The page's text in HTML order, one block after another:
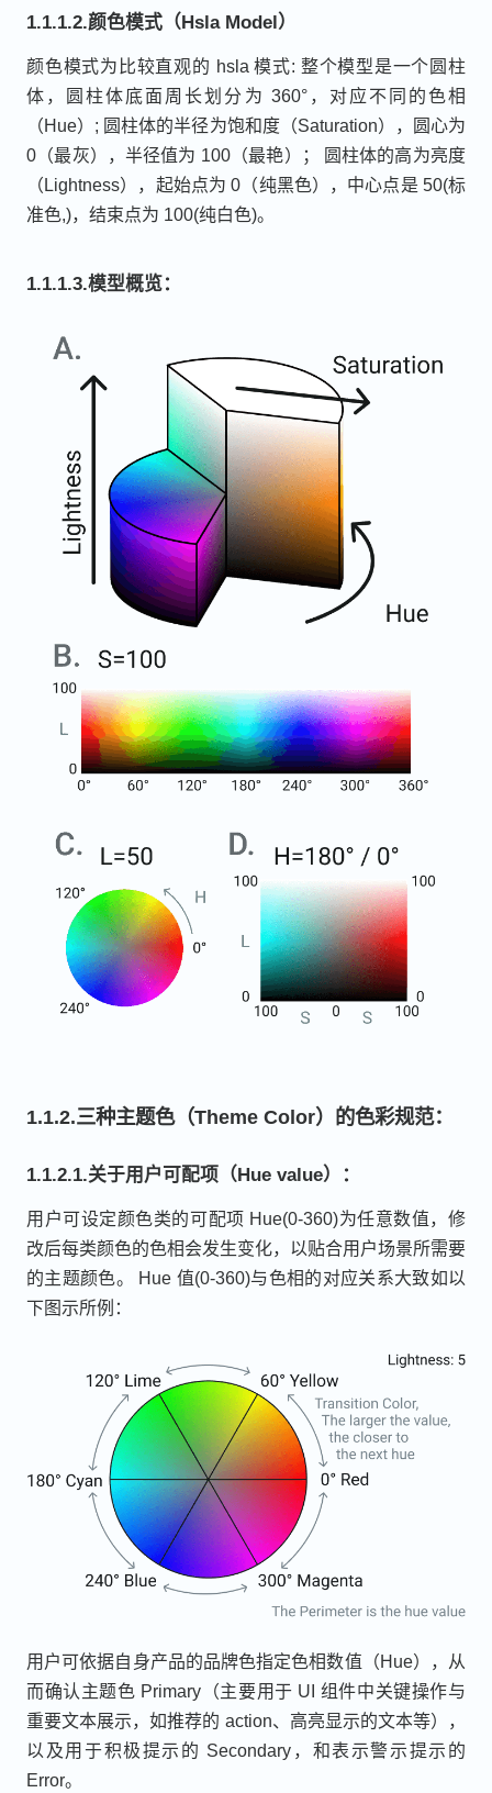
1.1.1.2.颜色模式（Hsla Model）
颜色模式为比较直观的 hsla 模式: 整个模型是一个圆柱
体，圆柱体底面周长划分为 360°，对应不同的色相
（Hue）; 圆柱体的半径为饱和度（Saturation），圆心为
0（最灰），半径值为 100（最艳）； 圆柱体的高为亮度
（Lightness），起始点为 0（纯黑色），中心点是 50(标
准色,)，结束点为 100(纯白色)。
1.1.1.3.模型概览：
1.1.2.三种主题色（Theme Color）的色彩规范：
1.1.2.1.关于用户可配项（Hue value）：
用户可设定颜色类的可配项 Hue(0-360)为任意数值，修
改后每类颜色的色相会发生变化，以贴合用户场景所需要
的主题颜色。 Hue 值(0-360)与色相的对应关系大致如以
下图示所例：
用户可依据自身产品的品牌色指定色相数值（Hue），从
而确认主题色 Primary（主要用于 UI 组件中关键操作与
重要文本展示，如推荐的 action、高亮显示的文本等），
以及用于积极提示的 Secondary，和表示警示提示的
Error。